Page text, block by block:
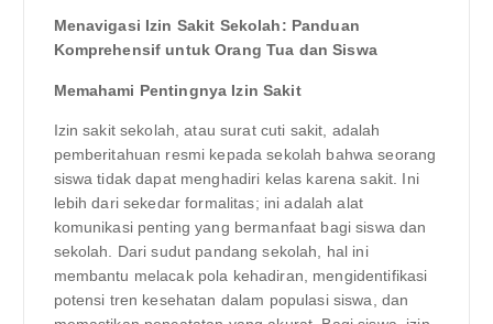
Menavigasi Izin Sakit Sekolah: Panduan
Komprehensif untuk Orang Tua dan Siswa
Memahami Pentingnya Izin Sakit
Izin sakit sekolah, atau surat cuti sakit, adalah
pemberitahuan resmi kepada sekolah bahwa seorang
siswa tidak dapat menghadiri kelas karena sakit. Ini
lebih dari sekedar formalitas; ini adalah alat
komunikasi penting yang bermanfaat bagi siswa dan
sekolah. Dari sudut pandang sekolah, hal ini
membantu melacak pola kehadiran, mengidentifikasi
potensi tren kesehatan dalam populasi siswa, dan